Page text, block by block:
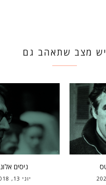
יש מצב שתאהב גם
ניסים אלוני
יוני 13, 2018